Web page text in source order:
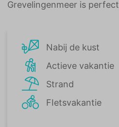
Grevelingenmeer is perfect
Nabij de kust
Actieve vakantie
Strand
FIetsvakantie